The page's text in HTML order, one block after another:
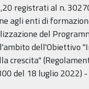
registrati al n.
agli enti di
del
dell'Obiettivo
crescita"
del 18 luglio 2022) -